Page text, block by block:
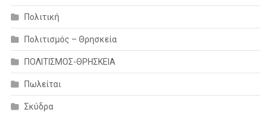
Πολιτική
Πολιτισμός – Θρησκεία
ΠΟΛΙΤΙΣΜΟΣ-ΘΡΗΣΚΕΙΑ
Πωλείται
Σκύδρα